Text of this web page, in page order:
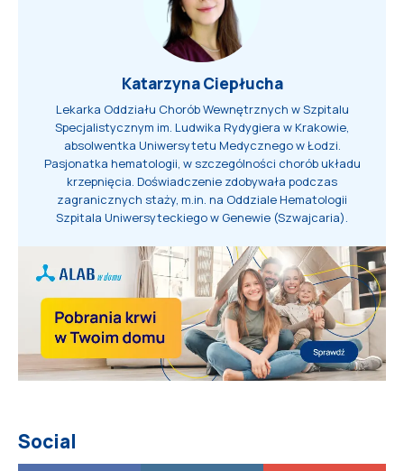
Katarzyna Ciepłucha
Lekarka Oddziału Chorób Wewnętrznych w Szpitalu
Specjalistycznym im. Ludwika Rydygiera w Krakowie,
absolwentka Uniwersytetu Medycznego w Łodzi.
Pasjonatka hematologii, w szczególności chorób układu
krzepnięcia. Doświadczenie zdobywała podczas
zagranicznych staży, m.in. na Oddziale Hematologii
Szpitala Uniwersyteckiego w Genewie (Szwajcaria).
Social